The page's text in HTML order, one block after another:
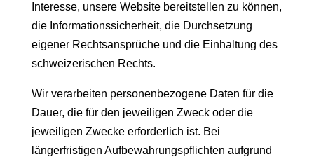
Interesse, unsere Website bereitstellen zu können,
die Informationssicherheit, die Durchsetzung
eigener Rechtsansprüche und die Einhaltung des
schweizerischen Rechts.
Wir verarbeiten personenbezogene Daten für die
Dauer, die für den jeweiligen Zweck oder die
jeweiligen Zwecke erforderlich ist. Bei
längerfristigen Aufbewahrungspflichten aufgrund